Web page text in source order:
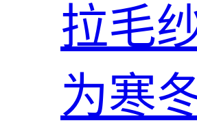
拉毛
为寒